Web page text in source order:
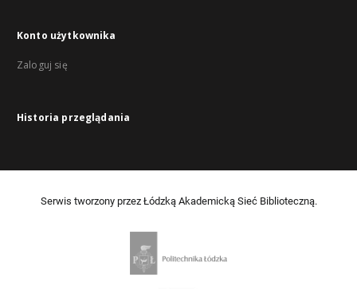
Konto użytkownika
Zaloguj się
Historia przeglądania
Serwis tworzony przez Łódzką Akademicką Sieć Biblioteczną.